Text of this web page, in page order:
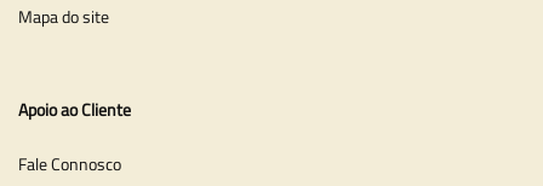
Mapa do site
Apoio ao Cliente
Fale Connosco